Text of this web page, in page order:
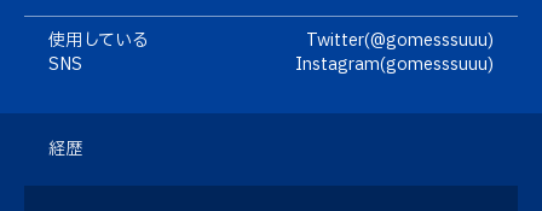
使用している
SNS
Twitter(@gomesssuuu)
Instagram(gomesssuuu)
経歴